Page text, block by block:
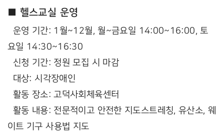
■ 헬스교실 운영
운영 기간: 1월~12월, 월~금요일 14:00~16:00, 토
요일 14:30~16:30
신청 기간: 정원 모집 시 마감
대상: 시각장애인
활동 장소: 고덕사회체육센터
활동 내용: 전문적이고 안전한 지도스트레칭, 유산소, 웨
이트 기구 사용법 지도